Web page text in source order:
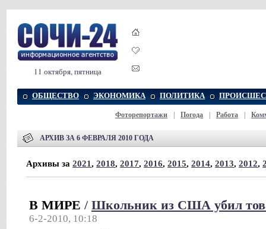
11 октября, пятница
ОБЩЕСТВО ЭКОНОМИКА ПОЛИТИКА
Фоторепортажи Погода Работа
АРХИВ ЗА 6 ФЕВРАЛЯ 2010 ГОДА
Архивы за 2021, 2018, 2017, 2016, 2015, 2014, 2013, 2012,
В МИРЕ / Школьник из США убил
6-2-2010, 10:18